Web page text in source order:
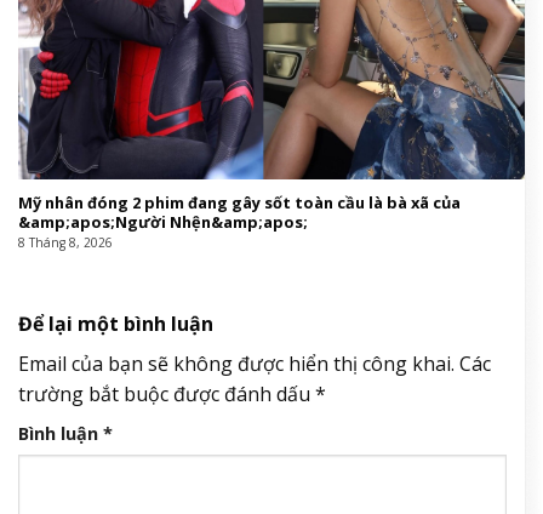
Mỹ nhân đóng 2 phim đang gây sốt toàn cầu là bà xã của
&amp;apos;Người Nhện&amp;apos;
8 Tháng 8, 2026
Để lại một bình luận
Email của bạn sẽ không được hiển thị công khai. Các
trường bắt buộc được đánh dấu *
Bình luận *